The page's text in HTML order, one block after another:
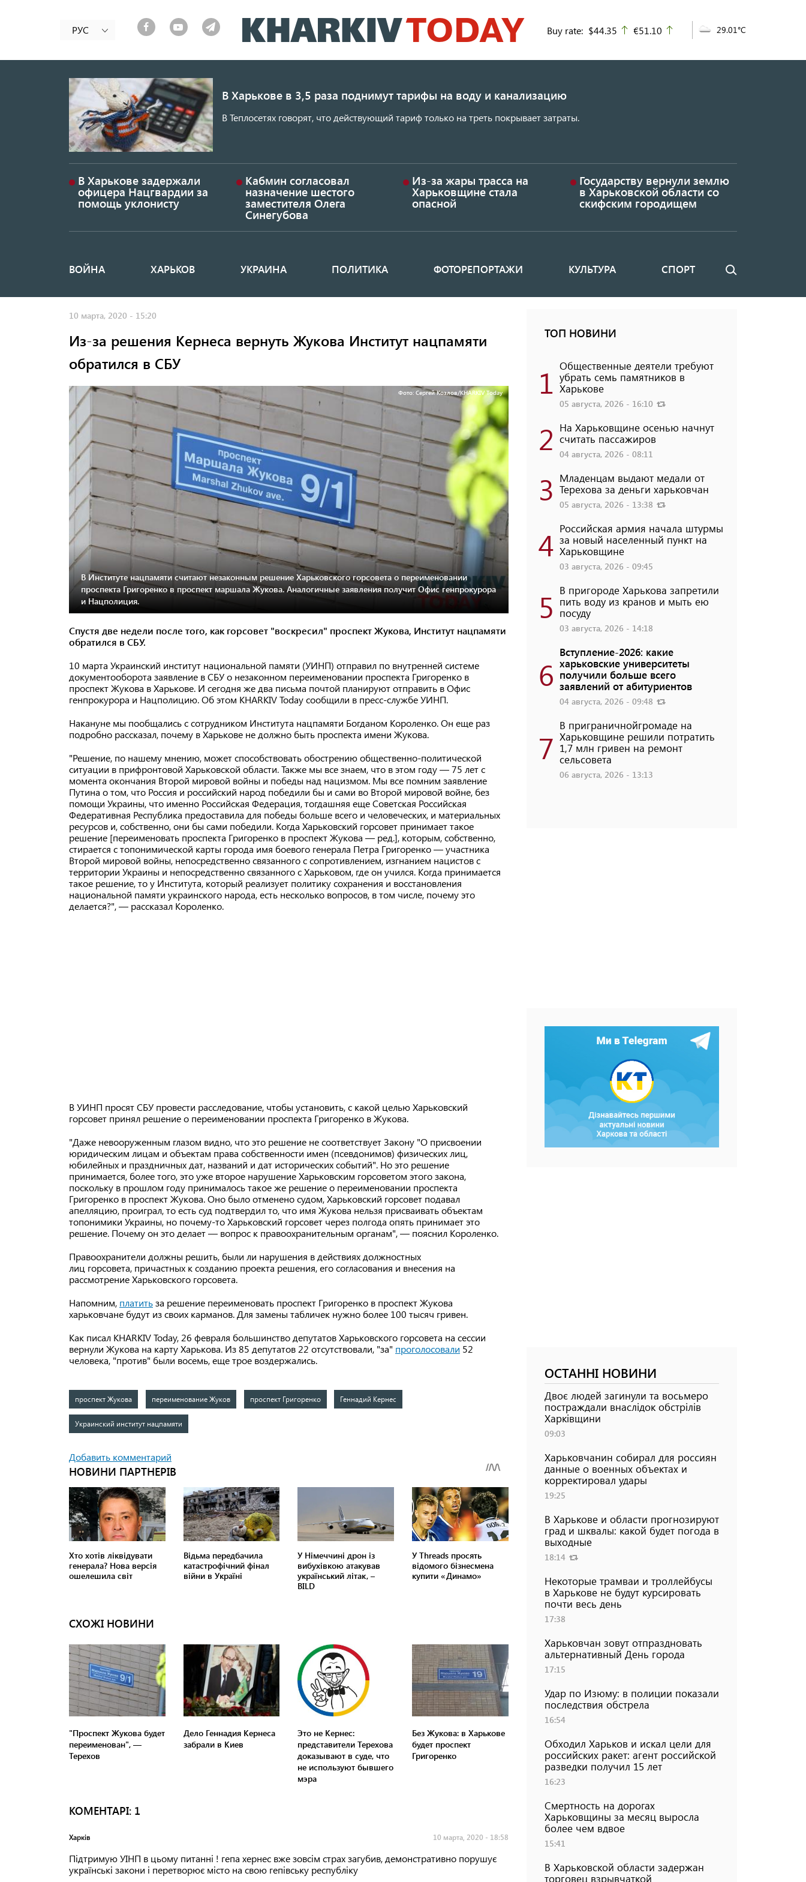
к
основному
РУС Buy rate: $44.35 up
€51.10 29.01°C
В Харькове в 3,5 раза поднимут тарифы на воду и канализацию
В Теплосетях говорят, что действующий тариф только на треть покрывает затраты.
В Харькове задержали
офицера Нацгвардии за
помощь уклонисту
Кабмин согласовал
назначение шестого
заместителя Олега
Синегубова
Из-за жары трасса на
Харьковщине стала
опасной
Государству вернули землю
в Харьковской области со
скифским городищем
Основная
ВОЙНА ХАРЬКОВ УКРАИНА ПОЛИТИКА ФОТОРЕПОРТАЖИ КУЛЬТУРА СПОРТ Поиск
10 марта, 2020 - 15:20
Из-за решения Кернеса вернуть Жукова Институт нацпамяти
обратился в СБУ
Фото: Сергей Козлов/KHARKIV Today
В Институте нацпамяти считают незаконным решение Харьковского горсовета о переименовании
проспекта Григоренко в проспект маршала Жукова. Аналогичные заявления получит Офис генпрокурора
и Нацполиция.
Спустя две недели после того, как горсовет "воскресил" проспект Жукова, Институт нацпамяти
обратился в СБУ.
10 марта Украинский институт национальной памяти (УИНП) отправил по внутренней системе
документооборота заявление в СБУ о незаконном переименовании проспекта Григоренко в
проспект Жукова в Харькове. И сегодня же два письма почтой планируют отправить в Офис
генпрокурора и Нацполицию. Об этом KHARKIV Today сообщили в пресс-службе УИНП.
Накануне мы пообщались с сотрудником Института нацпамяти Богданом Короленко. Он еще раз
подробно рассказал, почему в Харькове не должно быть проспекта имени Жукова.
"Решение, по нашему мнению, может способствовать обострению общественно-политической
ситуации в прифронтовой Харьковской области. Также мы все знаем, что в этом году — 75 лет с
момента окончания Второй мировой войны и победы над нацизмом. Мы все помним заявление
Путина о том, что Россия и российский народ победили бы и сами во Второй мировой войне, без
помощи Украины, что именно Российская Федерация, тогдашняя еще Советская Российская
Федеративная Республика предоставила для победы больше всего и человеческих, и материальных
ресурсов и, собственно, они бы сами победили. Когда Харьковский горсовет принимает такое
решение [переименовать проспекта Григоренко в проспект Жукова — ред.], которым, собственно,
стирается с топонимической карты города имя боевого генерала Петра Григоренко — участника
Второй мировой войны, непосредственно связанного с сопротивлением, изгнанием нацистов с
территории Украины и непосредственно связанного с Харьковом, где он учился. Когда принимается
такое решение, то у Института, который реализует политику сохранения и восстановления
национальной памяти украинского народа, есть несколько вопросов, в том числе, почему это
делается?", — рассказал Короленко.
В УИНП просят СБУ провести расследование, чтобы установить, с какой целью Харьковский
горсовет принял решение о переименовании проспекта Григоренко в Жукова.
"Даже невооруженным глазом видно, что это решение не соответствует Закону "О присвоении
юридическим лицам и объектам права собственности имен (псевдонимов) физических лиц,
юбилейных и праздничных дат, названий и дат исторических событий". Но это решение
принимается, более того, это уже второе нарушение Харьковским горсоветом этого закона,
поскольку в прошлом году принималось такое же решение о переименовании проспекта
Григоренко в проспект Жукова. Оно было отменено судом, Харьковский горсовет подавал
апелляцию, проиграл, то есть суд подтвердил то, что имя Жукова нельзя присваивать объектам
топонимики Украины, но почему-то Харьковский горсовет через полгода опять принимает это
решение. Почему он это делает — вопрос к правоохранительным органам", — пояснил Короленко.
Правоохранители должны решить, были ли нарушения в действиях должностных
лиц горсовета, причастных к созданию проекта решения, его согласования и внесения на
рассмотрение Харьковского горсовета.
Напомним, платитьза решение переименовать проспект Григоренко в проспект Жукова
харьковчане будут из своих карманов. Для замены табличек нужно более 100 тысяч гривен.
Как писал KHARKIV Today, 26 февраля большинство депутатов Харьковского горсовета на сессии
вернули Жукова на карту Харькова. Из 85 депутатов 22 отсутствовали, "за" проголосовали 52
человека, "против" были восемь, еще трое воздержались.
проспект Жукова переименование Жуков проспект Григоренко Геннадий Кернес
Украинский институт нацпамяти
Добавить комментарий
СХОЖІ НОВИНИ
"Проспект Жукова будет
переименован", —
Терехов
Дело Геннадия Кернеса
забрали в Киев
Это не Кернес:
представители Терехова
доказывают в суде, что
не используют бывшего
мэра
Без Жукова: в Харькове
будет проспект
Григоренко
КОМЕНТАРI: 1
10 марта, 2020 - 18:58
Харків
Підтримую УІНП в цьому питанні ! гепа хeрнec вже зовсім страх загубив, демонстративно порушує
українські закони і перетворює місто на свою гепівську республіку
ТОП НОВИНИ
1 Общественные деятели требуют
убрать семь памятников в
Харькове
05 августа, 2026 - 16:10
2 На Харьковщине осенью начнут
считать пассажиров
04 августа, 2026 - 08:11
3 Младенцам выдают медали от
Терехова за деньги харьковчан
05 августа, 2026 - 13:38
4 Российская армия начала штурмы
за новый населенный пункт на
Харьковщине
03 августа, 2026 - 09:45
5 В пригороде Харькова запретили
пить воду из кранов и мыть ею
посуду
03 августа, 2026 - 14:18
6
Вступление-2026: какие
харьковские университеты
получили больше всего
заявлений от абитуриентов
04 августа, 2026 - 09:48
7
В приграничнойгромаде на
Харьковщине решили потратить
1,7 млн ​​гривен на ремонт
сельсовета
06 августа, 2026 - 13:13
ОСТАННІ НОВИНИ
Двоє людей загинули та восьмеро
постраждали внаслідок обстрілів
Харківщини
09:03
Харьковчанин собирал для россиян
данные о военных объектах и ​​
корректировал удары
19:25
В Харькове и области прогнозируют
град и шквалы: какой будет погода в
выходные
18:14
Некоторые трамваи и троллейбусы
в Харькове не будут курсировать
почти весь день
17:38
Харьковчан зовут отпраздновать
альтернативный День города
17:15
Удар по Изюму: в полиции показали
последствия обстрела
16:54
Обходил Харьков и искал цели для
российских ракет: агент российской
разведки получил 15 лет
16:23
Смертность на дорогах
Харьковщины за месяц выросла
более чем вдвое
15:41
В Харьковской области задержан
торговец взрывчаткой